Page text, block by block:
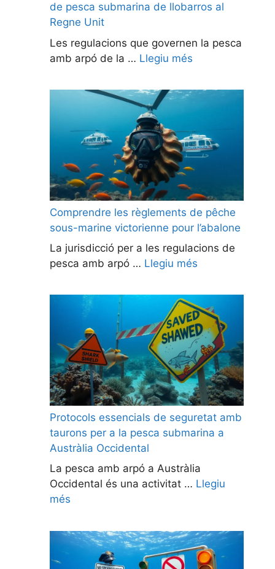
de pesca submarina de llobarros al
Regne Unit
Les regulacions que governen la pesca
amb arpó de la … Llegiu més
Comprendre les règlements de pêche
sous-marine victorienne pour l’abalone
La jurisdicció per a les regulacions de
pesca amb arpó … Llegiu més
Protocols essencials de seguretat amb
taurons per a la pesca submarina a
Austràlia Occidental
La pesca amb arpó a Austràlia
Occidental és una activitat … Llegiu
més